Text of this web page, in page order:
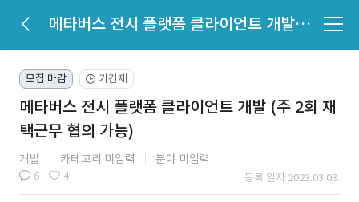
메타버스 전시 플랫폼 클라이언트 개발 (주 2회 재택근무 협의 가능)
모집 마감 🕒 기간제
메타버스 전시 플랫폼 클라이언트 개발 (주 2회 재
택근무 협의 가능)
개발 카테고리 미입력 분야 미입력
6 4 등록 일자 2023.03.03.